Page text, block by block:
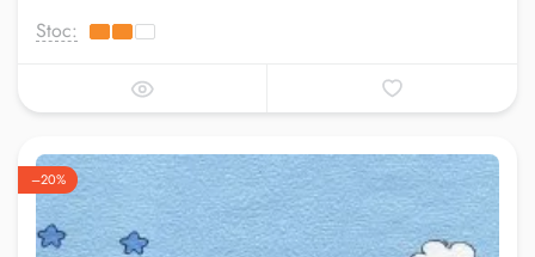
Stoc:
–20%